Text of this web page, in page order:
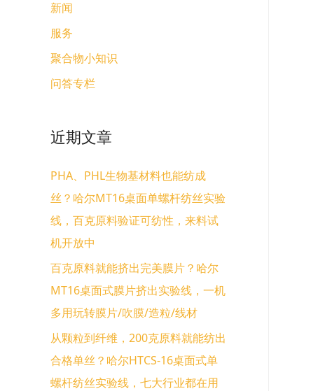
新闻
服务
聚合物小知识
问答专栏
近期文章
PHA、PHL生物基材料也能纺成
丝？哈尔MT16桌面单螺杆纺丝实验
线，百克原料验证可纺性，来料试
机开放中
百克原料就能挤出完美膜片？哈尔
MT16桌面式膜片挤出实验线，一机
多用玩转膜片/吹膜/造粒/线材
从颗粒到纤维，200克原料就能纺出
合格单丝？哈尔HTCS-16桌面式单
螺杆纺丝实验线，七大行业都在用